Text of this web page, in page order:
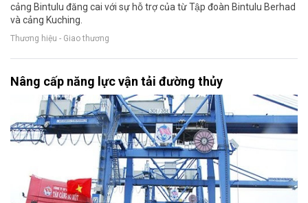
cảng Bintulu đăng cai với sự hỗ trợ của từ Tập đoàn Bintulu Berhad
và cảng Kuching.
Thương hiệu - Giao thương
Nâng cấp năng lực vận tải đường thủy